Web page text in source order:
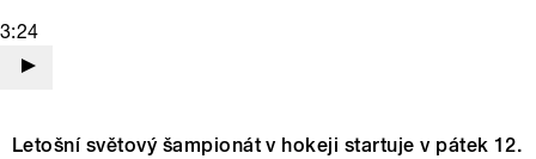
3:24
Letošní světový šampionát v hokeji startuje v pátek 12.